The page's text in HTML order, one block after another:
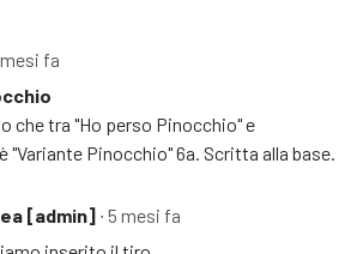
mesi fa
che tra "Ho perso Pinocchio" e
"Variante Pinocchio" 6a. Scritta alla base.
[admin] ∙ 5 mesi fa